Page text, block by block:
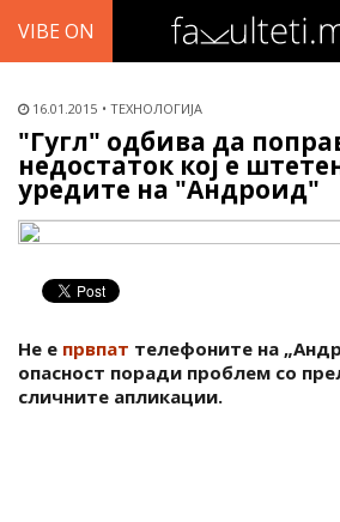
VIBE ON
16.01.2015 ТЕХНОЛОГИЈА
"Гугл" одбива да
недостаток кој е
уредите на "Андроид"
Не е првпат телефоните на
опасност поради проблем со
сличните апликации.